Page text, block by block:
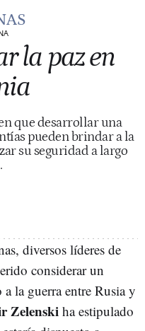
la paz en
que desarrollar una
pueden brindar a la
su seguridad a largo
diversos líderes de
considerar un
la guerra entre Rusia y
Zelenski ha estipulado